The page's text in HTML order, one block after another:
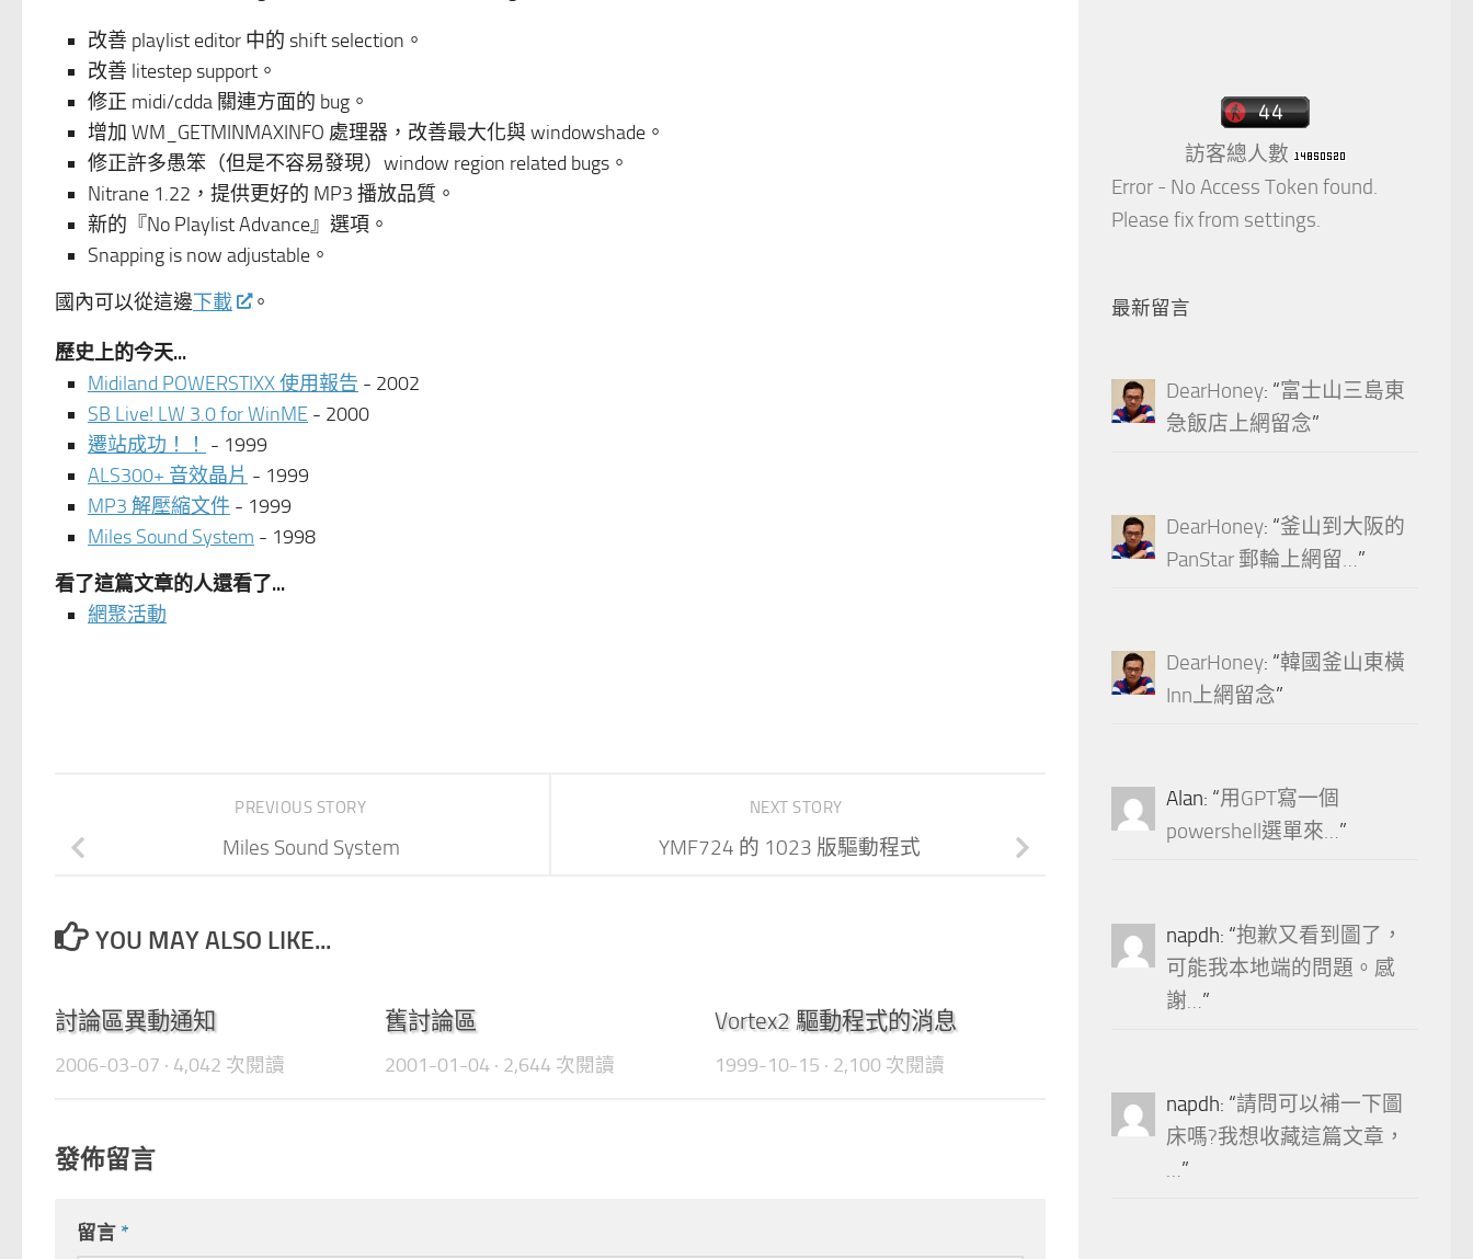
改善 playlist editor 中的 shift selection。
改善 litestep support。
修正 midi/cdda 關連方面的 bug。
增加 WM_GETMINMAXINFO 處理器，改善最大化與 windowshade。
修正許多愚笨（但是不容易發現）window region related bugs。
Nitrane 1.22，提供更好的 MP3 播放品質。
新的『No Playlist Advance』選項。
Snapping is now adjustable。
國內可以從這邊下載 。
歷史上的今天...
Midiland POWERSTIXX 使用報告 - 2002
SB Live! LW 3.0 for WinME - 2000
遷站成功！！ - 1999
ALS300+ 音效晶片 - 1999
MP3 解壓縮文件 - 1999
Miles Sound System - 1998
看了這篇文章的人還看了...
網聚活動
NEXT STORY
YMF724 的 1023 版驅動程式
PREVIOUS STORY
Miles Sound System
YOU MAY ALSO LIKE...
討論區異動通知
2006-03-07 · 4,042 次閱讀
舊討論區
2001-01-04 · 2,644 次閱讀
Vortex2 驅動程式的消息
1999-10-15 · 2,100 次閱讀
發佈留言
留言 *
訪客總人數
Error - No Access Token found.
Please fix from settings.
最新留言
DearHoney: “富士山三島東
急飯店上網留念”
DearHoney: “釜山到大阪的
PanStar 郵輪上網留…”
DearHoney: “韓國釜山東橫
Inn上網留念”
Alan: “用GPT寫一個
powershell選單來…”
napdh: “抱歉又看到圖了，
可能我本地端的問題。感
謝…”
napdh: “請問可以補一下圖
床嗎?我想收藏這篇文章，
…”